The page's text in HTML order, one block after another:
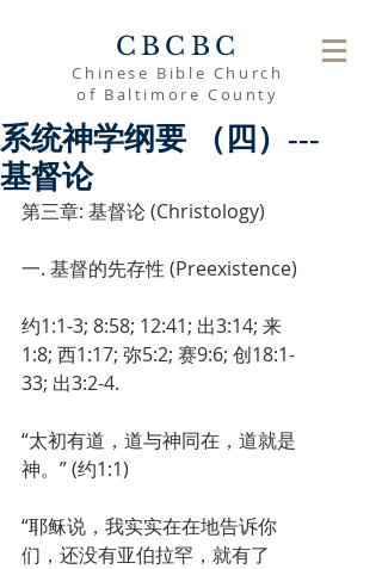
CBCBC
Chinese Bible Church
of Baltimore County
系统神学纲要 （四）---
基督论
第三章: 基督论 (Christology)
一. 基督的先存性 (Preexistence)
约1:1-3; 8:58; 12:41; 出3:14; 来
1:8; 西1:17; 弥5:2; 赛9:6; 创18:1-
33; 出3:2-4.
“太初有道，道与神同在，道就是
神。” (约1:1)
“耶稣说，我实实在在地告诉你
们，还没有亚伯拉罕，就有了